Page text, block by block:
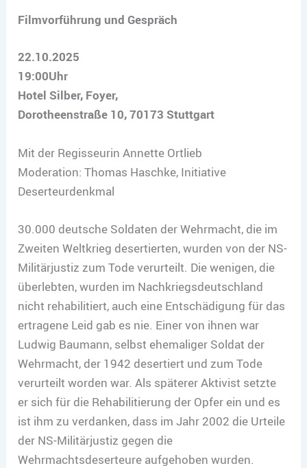
Filmvorführung und Gespräch
22.10.2025
19:00Uhr
Hotel Silber, Foyer,
Dorotheenstraße 10, 70173 Stuttgart
Mit der Regisseurin Annette Ortlieb
Moderation: Thomas Haschke, Initiative
Deserteurdenkmal
30.000 deutsche Soldaten der Wehrmacht, die im
Zweiten Weltkrieg desertierten, wurden von der NS-
Militärjustiz zum Tode verurteilt. Die wenigen, die
überlebten, wurden im Nachkriegsdeutschland
nicht rehabilitiert, auch eine Entschädigung für das
ertragene Leid gab es nie. Einer von ihnen war
Ludwig Baumann, selbst ehemaliger Soldat der
Wehrmacht, der 1942 desertiert und zum Tode
verurteilt worden war. Als späterer Aktivist setzte
er sich für die Rehabilitierung der Opfer ein und es
ist ihm zu verdanken, dass im Jahr 2002 die Urteile
der NS-Militärjustiz gegen die
Wehrmachtsdeserteure aufgehoben wurden.